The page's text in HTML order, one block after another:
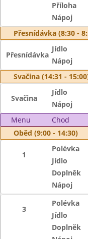
Příloha
Nápoj
Přesnídávka (8:30 -
Přesnídávka
Jídlo
Nápoj
Svačina (14:31 -
Svačina
Jídlo
Nápoj
Menu
Chod
Oběd (9:00 - 14:30)
1
Polévka
Jídlo
Doplněk
Nápoj
3
Polévka
Jídlo
Doplněk